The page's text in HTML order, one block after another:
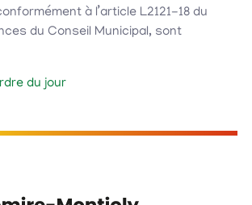
à l’article L2121-18 du
du Conseil Municipal, sont
du jour